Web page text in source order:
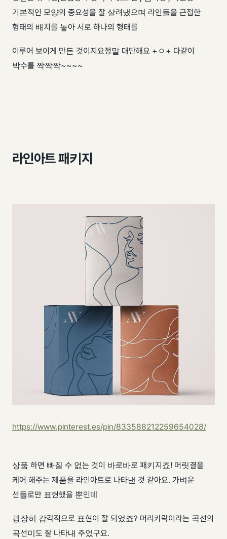
기본적인 모양의 중요성을 잘 살려냈으며 라인들을 근접한
형태의 배치를 놓아 서로 하나의 형태를
이루어 보이게 만든 것이지요 ​ 정말 대단해요 +ㅇ+ 다같이
박수를 짝짝짝~~~~
라인아트 패키지
https://www.pinterest.es/pin/833588212259654028/
상품 하면 빠질 수 없는 것이 바로바로 패키지죠! 머릿결을
케어 해주는 제품을 라인아트로 나타낸 것 같아요. 가벼운
선들로만 표현했을 뿐인데
굉장히 감각적으로 표현이 잘 되었죠? 머리카락이라는 곡선의
곡선미도 잘 나타내 주었구요.